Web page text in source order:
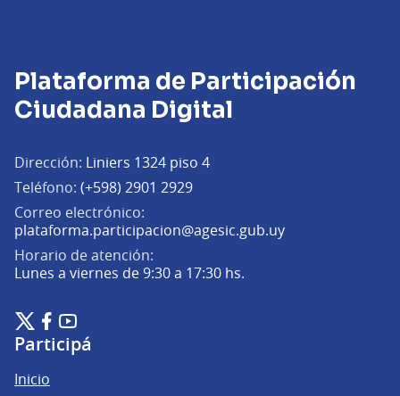
Plataforma de Participación
Ciudadana Digital
Dirección: Liniers 1324 piso 4
Teléfono: (+598) 2901 2929
Correo electrónico:
plataforma.participacion@agesic.gub.uy(Abrir en una
Horario de atención:
Lunes a viernes de 9:30 a 17:30 hs.
Plataforma de Participación Ciudadana Digital en X
(Enlace externo)
Plataforma de Participación Ciudadana Digital en Facebook
(Enlace externo)
Plataforma de Participación Ciudadana Digital en
(Enlace externo)
Participá
Inicio